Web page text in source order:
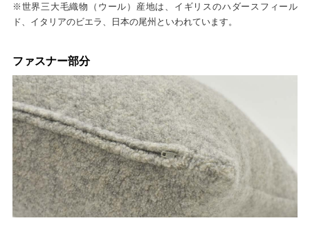
※世界三大毛織物（ウール）産地は、イギリスのハダースフィール
ド、イタリアのビエラ、日本の尾州といわれています。
ファスナー部分